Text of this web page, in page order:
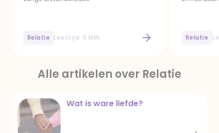
Relatie Leestijd: 6 MIN Relatie
Alle artikelen over Relatie
Wat is ware liefde?